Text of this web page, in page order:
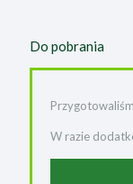
Do pobrania
W razie